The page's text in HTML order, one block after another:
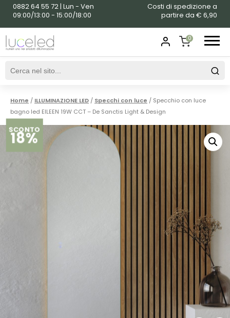
0882 64 55 72 | Lun - Ven
09:00/13:00 - 15:00/18:00
Costi di spedizione a
partire da € 6,90
0
SHOPPING
Home / ILLUMINAZIONE LED / Specchi con luce / Specchio con luce
bagno led EILEEN 19W CCT – De Sanctis Light & Design
SCONTO
18%